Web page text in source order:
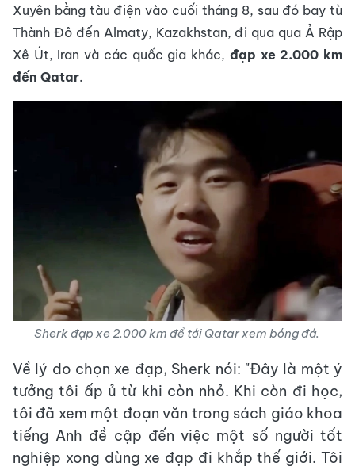
Xuyên bằng tàu điện vào cuối tháng 8, sau đó bay từ
Thành Đô đến Almaty, Kazakhstan, đi qua qua Ả Rập
Xê Út, Iran và các quốc gia khác, đạp xe 2.000 km
đến Qatar.
Sherk đạp xe 2.000 km để tới Qatar xem bóng đá.
Về lý do chọn xe đạp, Sherk nói: "Đây là một ý
tưởng tôi ấp ủ từ khi còn nhỏ. Khi còn đi học,
tôi đã xem một đoạn văn trong sách giáo khoa
tiếng Anh đề cập đến việc một số người tốt
nghiệp xong dùng xe đạp đi khắp thế giới. Tôi